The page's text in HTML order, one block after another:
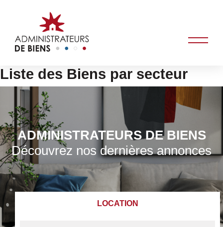
Liste des Biens par secteur
ADMINISTRATEURS DE BIENS
Découvrez nos dernières annonces
LOCATION